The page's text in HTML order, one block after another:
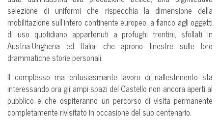
selezione di uniformi che rispecchia la dimensione della
mobilitazione sull’intero continente europeo, a fianco agli oggetti
di uso quotidiano appartenuti a profughi trentini, sfollati in
Austria-Ungheria ed Italia, che aprono finestre sulle loro
drammatiche storie personali.
Il complesso ma entusiasmante lavoro di riallestimento sta
interessando ora gli ampi spazi del Castello non ancora aperti al
pubblico e che ospiteranno un percorso di visita permanente
completamente rivisitato in occasione del suo centenario.